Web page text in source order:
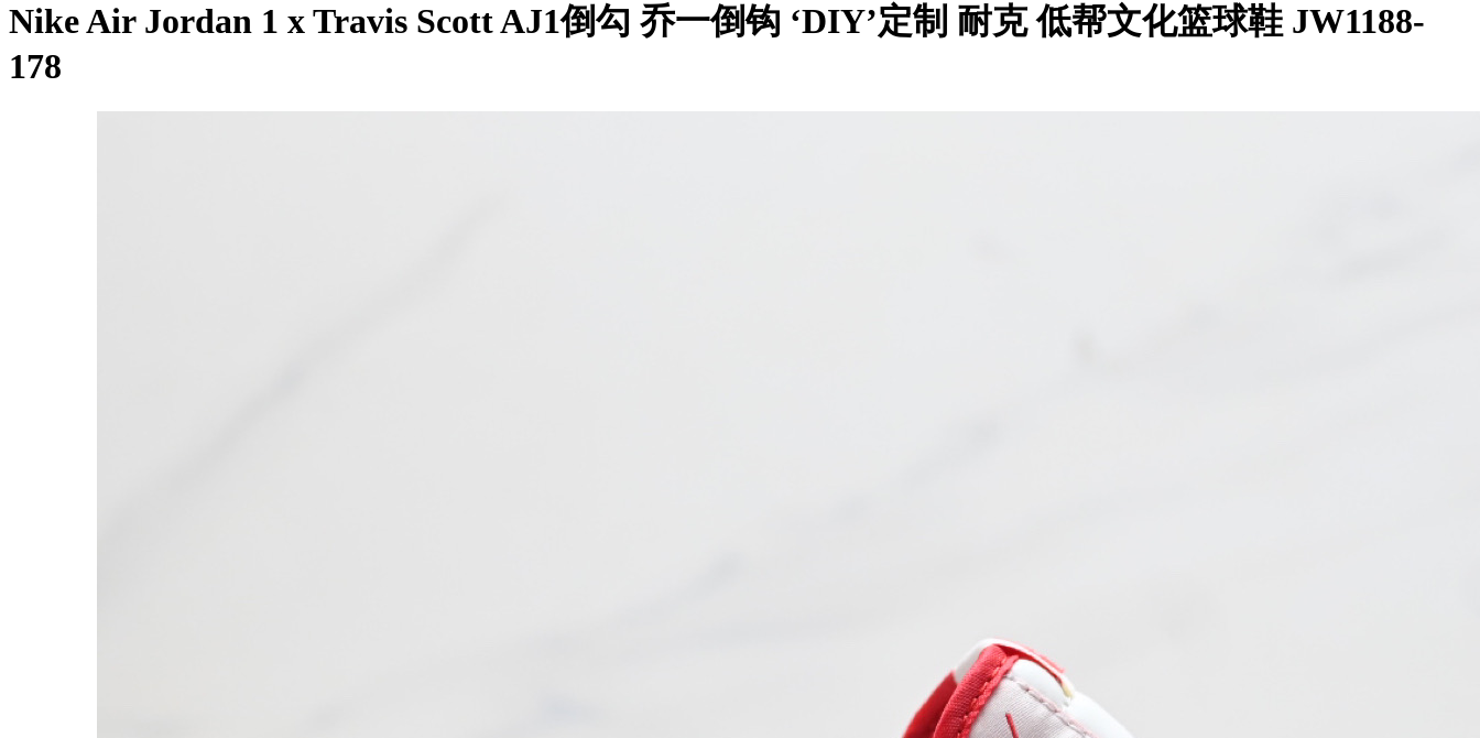
Nike Air Jordan 1 x Travis Scott AJ1倒勾 乔一倒钩 ‘DIY’定制 耐克 低帮文化篮球鞋 JW1188-
178